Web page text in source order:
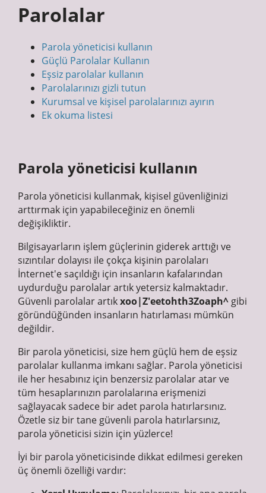
Parolalar
Parola yöneticisi kullanın
Güçlü Parolalar Kullanın
Eşsiz parolalar kullanın
Parolalarınızı gizli tutun
Kurumsal ve kişisel parolalarınızı ayırın
Ek okuma listesi
Parola yöneticisi kullanın
Parola yöneticisi kullanmak, kişisel güvenliğinizi
arttırmak için yapabileceğiniz en önemli
değişikliktir.
Bilgisayarların işlem güçlerinin giderek arttığı ve
sızıntılar dolayısı ile çokça kişinin parolaları
İnternet'e saçıldığı için insanların kafalarından
uydurduğu parolalar artık yetersiz kalmaktadır.
Güvenli parolalar artıkxoo|Z'eetohth3Zoaph^ gibi
göründüğünden insanların hatırlaması mümkün
değildir.
Bir parola yöneticisi, size hem güçlü hem de eşsiz
parolalar kullanma imkanı sağlar. Parola yöneticisi
ile her hesabınız için benzersiz parolalar atar ve
tüm hesaplarınızın parolalarına erişmenizi
sağlayacak sadece bir adet parola hatırlarsınız.
Özetle siz bir tane güvenli parola hatırlarsınız,
parola yöneticisi sizin için yüzlerce!
İyi bir parola yöneticisinde dikkat edilmesi gereken
üç önemli özelliği vardır: